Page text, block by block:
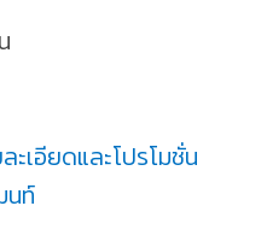
เอียดและโปรโมชั่น
นท์